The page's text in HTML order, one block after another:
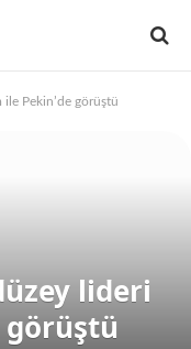
ile Pekin’de görüştü
lideri
görüştü